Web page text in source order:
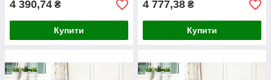
4 390,74 ₴
Купити
4 777,38 ₴
Купити